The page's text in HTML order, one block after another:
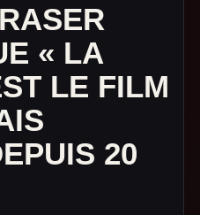
« LA
LE FILM
20